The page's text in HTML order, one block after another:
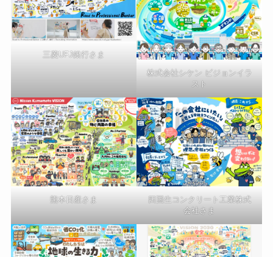
三菱UFJ銀行さま
株式会社シケン ビジョンイラ
スト
熊本日産さま
四国生コンクリート工業株式
会社さま